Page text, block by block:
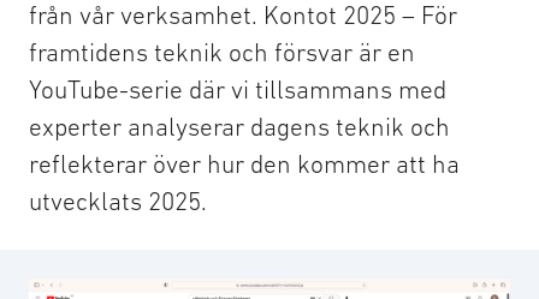
från vår verksamhet. Kontot 2025 – För
framtidens teknik och försvar är en
YouTube-serie där vi tillsammans med
experter analyserar dagens teknik och
reflekterar över hur den kommer att ha
utvecklats 2025.